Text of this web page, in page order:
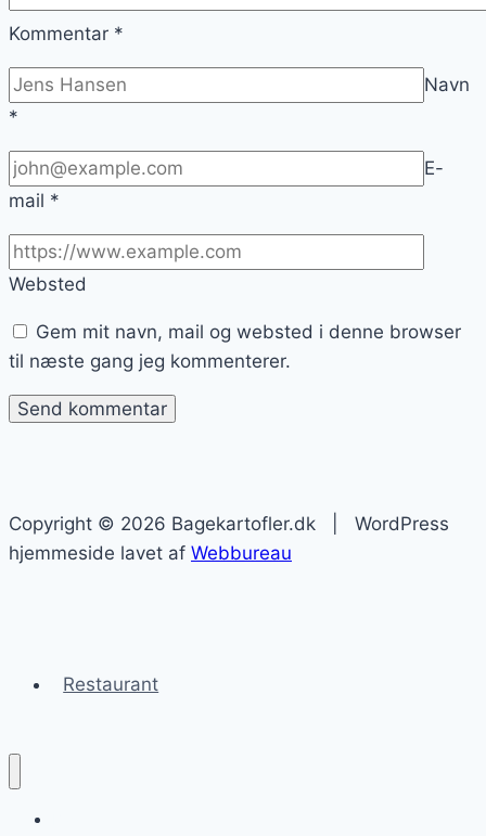
Kommentar *
Navn
*
E-
mail *
Websted
Gem mit navn, mail og websted i denne browser
til næste gang jeg kommenterer.
Copyright © 2026 Bagekartofler.dk | WordPress
hjemmeside lavet af Webbureau
Restaurant